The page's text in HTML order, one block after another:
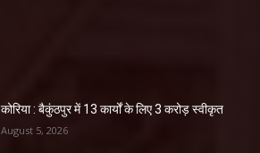
कोरिया : बैकुंठपुर में 13 कार्यों के लिए 3 करोड़ स्वीकृत
August 5, 2026